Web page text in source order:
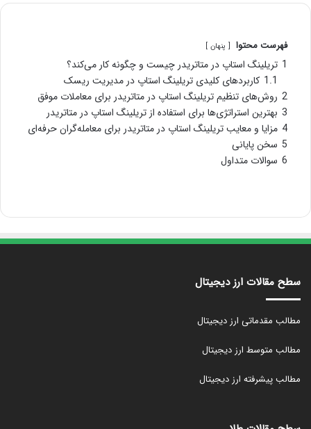
فهرست محتوا پنهان
1 تریلینگ استاپ در متاتریدر چیست و چگونه کار می‌کند؟
1.1 کاربردهای کلیدی تریلینگ استاپ در مدیریت ریسک
2 روش‌های تنظیم تریلینگ استاپ در متاتریدر برای معاملات موفق
3 بهترین استراتژی‌ها برای استفاده از تریلینگ استاپ در متاتریدر
4 مزایا و معایب تریلینگ استاپ در متاتریدر برای معامله‌گران حرفه‌ای
5 سخن پایانی
6 سوالات متداول
سطح مقالات ارز دیجیتال
مطالب مقدماتی ارز دیجیتال
مطالب متوسط ارز دیجیتال
مطالب پیشرفته ارز دیجیتال